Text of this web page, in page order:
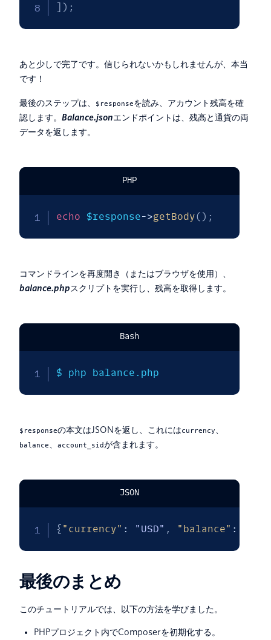
] ) ;
あと少しで完了です。信じられないかもしれませんが、本当
です！
最後のステップは、 $responseを読み、アカウント残高を確
認します。 Balance.jsonエンドポイントは、残高と通貨の両
データを返します。
PHP
echo $response->getBody( ) ;
コマンドラインを再度開き（またはブラウザを使用）、
balance.phpスクリプトを実行し、残高を取得します。
Bash
$ php balance.php
$responseの本文はJSONを返し、これにはcurrency
balance account_sidが含まれます。
JSON
{ "currency" : "USD" , "balance" :
最後のまとめ
このチュートリアルでは、以下の方法を学びました。
PHPプロジェクト内でComposerを初期化する。